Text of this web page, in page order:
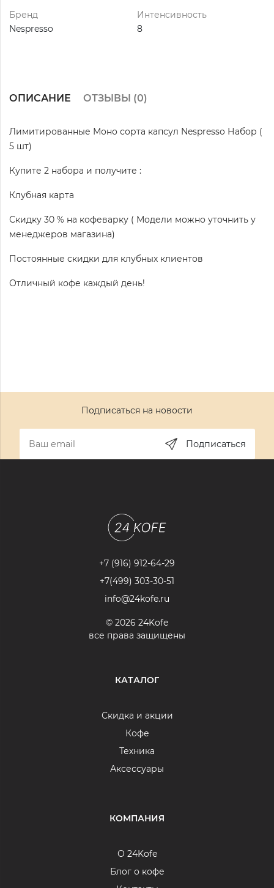
Бренд
Nespresso
Интенсивность
8
ОПИСАНИЕ ОТЗЫВЫ (0)
Лимитированные Моно сорта капсул Nespresso Набор (
5 шт)
Купите 2 набора и получите :
Клубная карта
Скидку 30 % на кофеварку ( Модели можно уточнить у
менеджеров магазина)
Постоянные скидки для клубных клиентов
Отличный кофе каждый день!
Подписаться на новости
Подписаться
+7 (916) 912-64-29
+7(499) 303-30-51
info@24kofe.ru
© 2026 24Kofe
все права защищены
КАТАЛОГ
Скидка и акции
Кофе
Техника
Аксессуары
КОМПАНИЯ
О 24Kofe
Блог о кофе